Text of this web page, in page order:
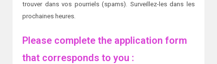
trouver dans vos pourriels (spams). Surveillez-les dans les
prochaines heures.
Please complete the application form
that corresponds to you :